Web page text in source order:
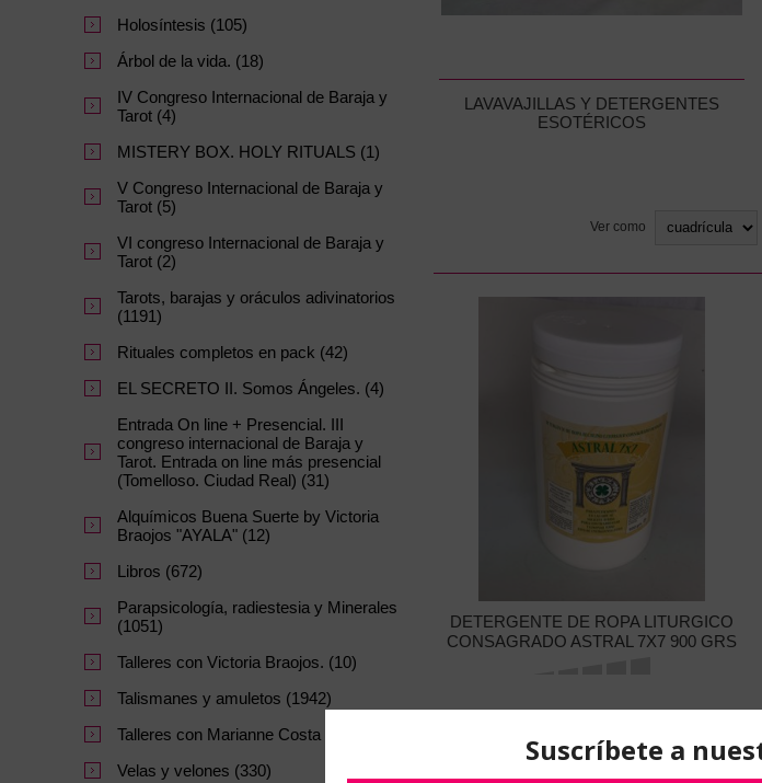
LAVAVAJILLAS Y DETERGENTES
ESOTÉRICOS
Ver como
DETERGENTE DE ROPA LITURGICO
CONSAGRADO ASTRAL 7X7 900 GRS
Holosíntesis (105)
Árbol de la vida. (18)
IV Congreso Internacional de Baraja y
Tarot (4)
MISTERY BOX. HOLY RITUALS (1)
V Congreso Internacional de Baraja y
Tarot (5)
VI congreso Internacional de Baraja y
Tarot (2)
Tarots, barajas y oráculos adivinatorios
(1191)
Rituales completos en pack (42)
EL SECRETO II. Somos Ángeles. (4)
Entrada On line + Presencial. III
congreso internacional de Baraja y
Tarot. Entrada on line más presencial
(Tomelloso. Ciudad Real) (31)
Alquímicos Buena Suerte by Victoria
Braojos "AYALA" (12)
Libros (672)
Parapsicología, radiestesia y Minerales
(1051)
Talleres con Victoria Braojos. (10)
Talismanes y amuletos (1942)
Talleres con Marianne Costa (27)
Velas y velones (330)